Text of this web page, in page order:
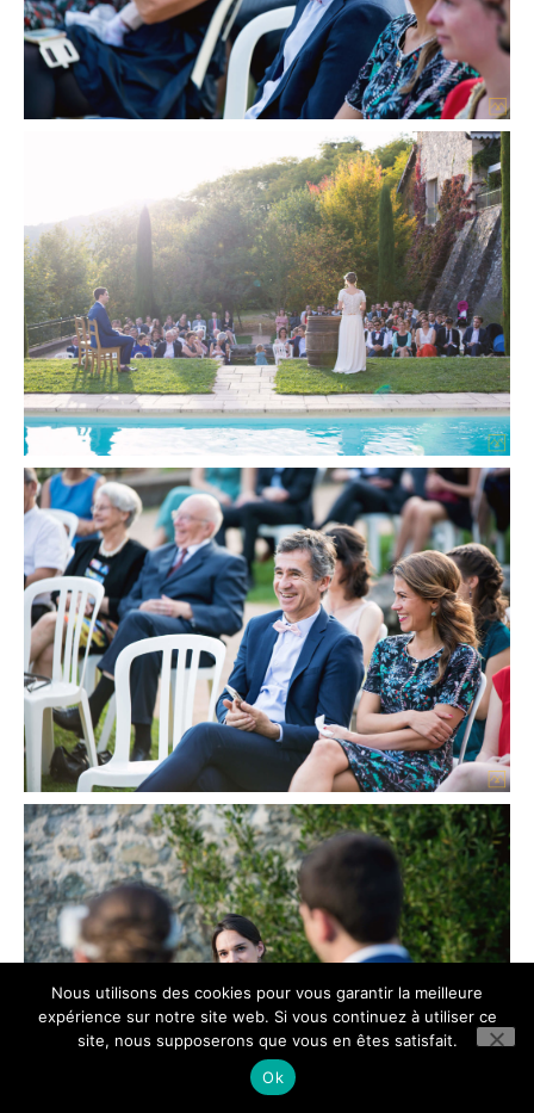
Nous utilisons des cookies pour vous garantir la meilleure
expérience sur notre site web. Si vous continuez à utiliser ce
site, nous supposerons que vous en êtes satisfait.
Ok